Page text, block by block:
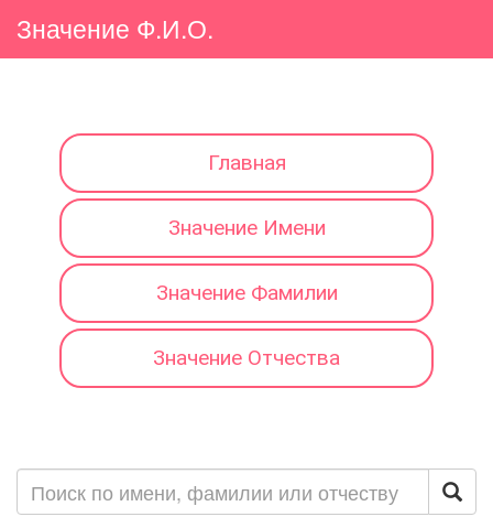
Значение Ф.И.О.
Главная
Значение Имени
Значение Фамилии
Значение Отчества